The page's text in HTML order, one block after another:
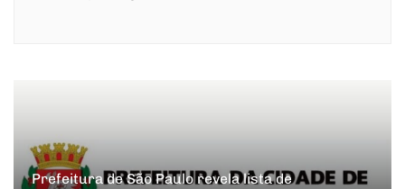
Prefeitura de São Paulo revela lista de